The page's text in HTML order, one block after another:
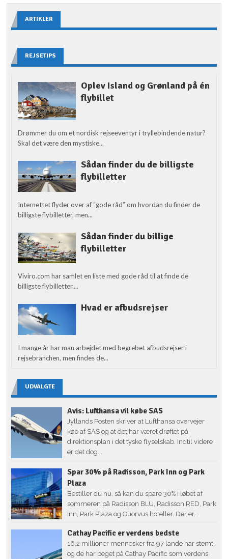
ARTIKLER
REJSETIPS
Oplev Island og Grønland på én
flybillet
Drømmer du om et nordisk rejseeventyr i tryllebindende natur?
Skal det være den mystiske...
Sådan finder du de billigste
flybilletter
Internettet flyder over af “gode råd” om hvordan du finder de
billigste flybilletter, men...
Sådan finder du billige
flybilletter
Viviro.com har samlet en liste med gode råd til at finde de
billigste flybilletter....
Hvad er afbudsrejser
I mange år har man arbejdet med begrebet afbudsrejser i
rejsebranchen, men findes de...
UDVALGTE
Avis: Lufthansa vil købe SAS
Jyllands Posten skriver at Lufthansa overvejer
køb af SAS og at det har været drøftet på
direktionsplan i det tyske flyselskab. Indtil videre
er det dog...
Spar 30% på Radisson, Park Inn og Park
Plaza
Bestiller du nu, så kan du spare 30% i løbet af
sommeren på Radisson BLU, Radisson RED, Park
Inn, Park Plaza og Quorvus hoteller. Der er...
Cathay Pacific er verdens bedste
16,2 millioner mennesker fra 97 lande har stemt,
og de har peget på Cathay Pacific som verdens